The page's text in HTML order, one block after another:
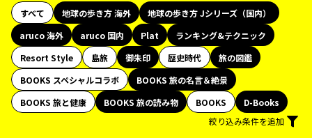
すべて 地球の歩き方 海外
地球の歩き方 Jシリーズ（国内）
aruco 海外
aruco 国内 Plat
ランキング&テクニック
Resort Style
島旅 御朱印 歴史時代
旅の図鑑
BOOKS スペシャルコラボ
BOOKS 旅の名言＆絶景
BOOKS 旅と健康
BOOKS 旅の読み物 BOOKS
D-Books
絞り込み条件を追加